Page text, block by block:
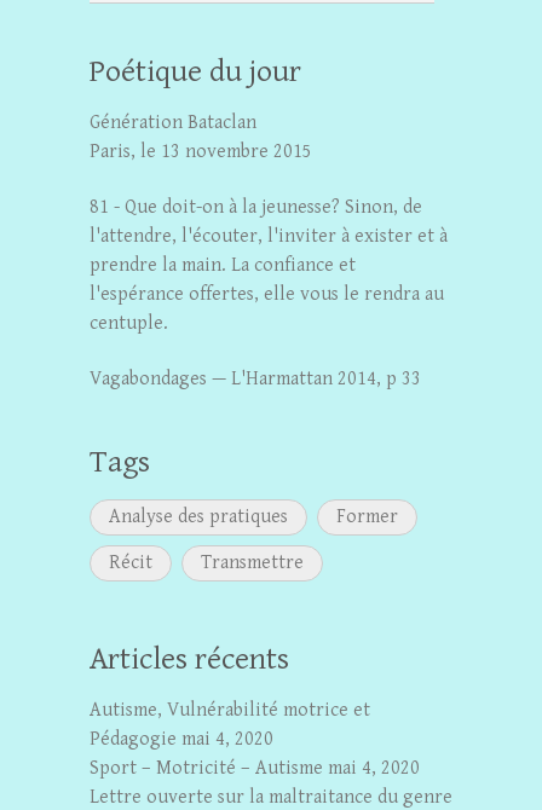
Poétique du jour
Génération Bataclan
Paris, le 13 novembre 2015
81 - Que doit-on à la jeunesse? Sinon, de
l'attendre, l'écouter, l'inviter à exister et à
prendre la main. La confiance et
l'espérance offertes, elle vous le rendra au
centuple.
Vagabondages — L'Harmattan 2014, p 33
Tags
Analyse des pratiques
Former
Récit
Transmettre
Articles récents
Autisme, Vulnérabilité motrice et
Pédagogie mai 4, 2020
Sport – Motricité – Autisme mai 4, 2020
Lettre ouverte sur la maltraitance du genre